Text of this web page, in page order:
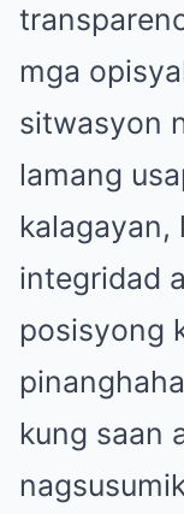
mga
sitwasyon
lamang
kalagayan,
integridad
posisyong
kung saan